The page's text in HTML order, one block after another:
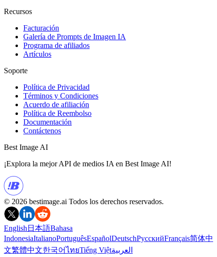
Recursos
Facturación
Galería de Prompts de Imagen IA
Programa de afiliados
Artículos
Soporte
Política de Privacidad
Términos y Condiciones
Acuerdo de afiliación
Política de Reembolso
Documentación
Contáctenos
Best Image AI
¡Explora la mejor API de medios IA en Best Image AI!
© 2026 bestimage.ai Todos los derechos reservados.
English 日本語Bahasa
IndonesiaItalianoPortuguêsEspañolDeutschРусскийFrançais简体中
文繁體中文한국어ไทยTiếng Việtالعربية